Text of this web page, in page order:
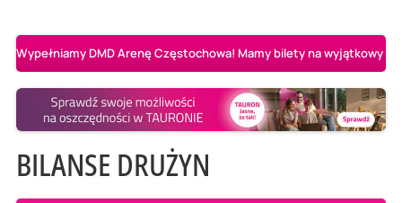
Wypełniamy DMD Arenę Częstochowa! Mamy bilety na wyjątkowy
BILANSE DRUŻYN